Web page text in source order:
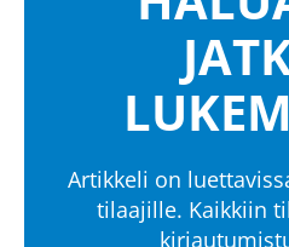
Artikkeli on
tilaajille. Kaikkiin